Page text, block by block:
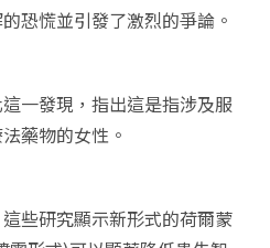
恐慌並引發了激烈的爭論。
一發現，指出這是指涉及服
藥物的女性。
些研究顯示新形式的荷爾蒙